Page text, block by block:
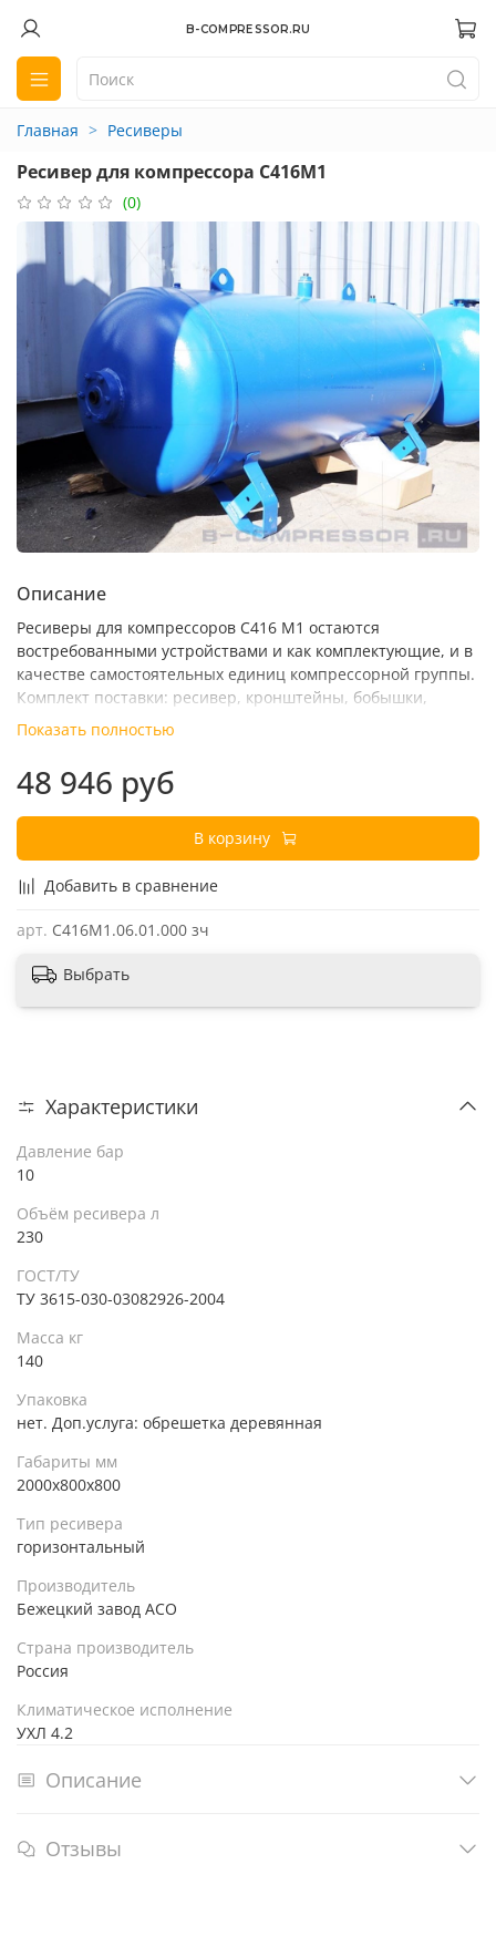
B-COMPRESSOR.RU
Главная Ресиверы
Ресивер для компрессора С416М1
(0)
Добавить в сравнение
арт. С416М1.06.01.000 зч
Описание
Ресиверы для компрессоров С416 М1 остаются
востребованными устройствами и как комплектующие, и в
качестве самостоятельных единиц компрессорной группы.
Комплект поставки: ресивер, кронштейны, бобышки,
паспорт сосуда.
Показать полностью
48 946 руб
В корзину
Выбрать
Характеристики
Давление бар
10
Объём ресивера л
230
ГОСТ/ТУ
ТУ 3615-030-03082926-2004
Масса кг
140
Упаковка
нет. Доп.услуга: обрешетка деревянная
Габариты мм
2000x800x800
Тип ресивера
горизонтальный
Производитель
Бежецкий завод АСО
Страна производитель
Россия
Климатическое исполнение
УХЛ 4.2
Описание
Отзывы